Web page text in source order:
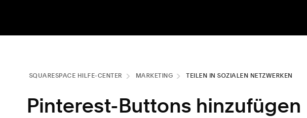
SQUARESPACE HILFE-CENTER MARKETING TEILEN IN SOZIALEN NETZWERKEN
Pinterest-Buttons hinzufügen